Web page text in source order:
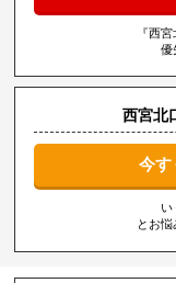
『西
優
西宮北
今す
い
とお悩